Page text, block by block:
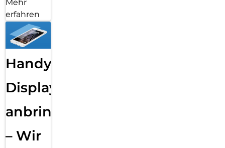
Mehr
erfahren
Handy
Displayfolie
anbringen
– Wir